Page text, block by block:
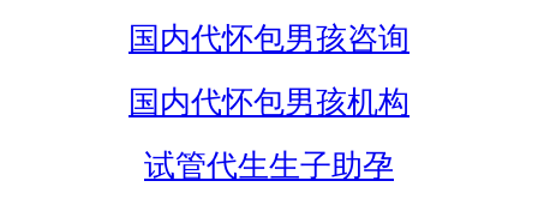
国内代怀包男孩咨询
国内代怀包男孩机构
试管代生生子助孕